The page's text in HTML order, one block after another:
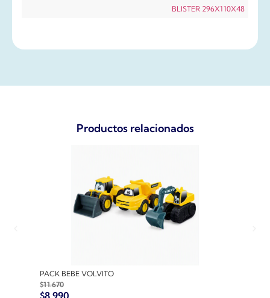
BLISTER 296X110X48
Productos relacionados
PACK BEBE VOLVITO
$11.670
$8.990